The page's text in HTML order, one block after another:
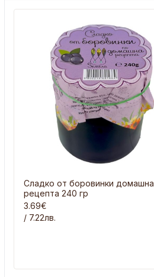
Сладко от боровинки домашна
рецепта 240 гр
3.69€
/ 7.22лв.